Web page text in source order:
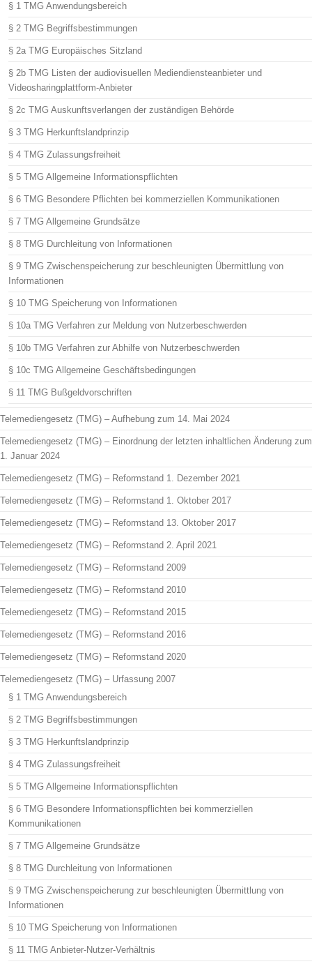
§ 1 TMG Anwendungsbereich
§ 2 TMG Begriffsbestimmungen
§ 2a TMG Europäisches Sitzland
§ 2b TMG Listen der audiovisuellen Mediendiensteanbieter und
Videosharingplattform-Anbieter
§ 2c TMG Auskunftsverlangen der zuständigen Behörde
§ 3 TMG Herkunftslandprinzip
§ 4 TMG Zulassungsfreiheit
§ 5 TMG Allgemeine Informationspflichten
§ 6 TMG Besondere Pflichten bei kommerziellen Kommunikationen
§ 7 TMG Allgemeine Grundsätze
§ 8 TMG Durchleitung von Informationen
§ 9 TMG Zwischenspeicherung zur beschleunigten Übermittlung von
Informationen
§ 10 TMG Speicherung von Informationen
§ 10a TMG Verfahren zur Meldung von Nutzerbeschwerden
§ 10b TMG Verfahren zur Abhilfe von Nutzerbeschwerden
§ 10c TMG Allgemeine Geschäftsbedingungen
§ 11 TMG Bußgeldvorschriften
Telemediengesetz (TMG) – Aufhebung zum 14. Mai 2024
Telemediengesetz (TMG) – Einordnung der letzten inhaltlichen Änderung zum
1. Januar 2024
Telemediengesetz (TMG) – Reformstand 1. Dezember 2021
Telemediengesetz (TMG) – Reformstand 1. Oktober 2017
Telemediengesetz (TMG) – Reformstand 13. Oktober 2017
Telemediengesetz (TMG) – Reformstand 2. April 2021
Telemediengesetz (TMG) – Reformstand 2009
Telemediengesetz (TMG) – Reformstand 2010
Telemediengesetz (TMG) – Reformstand 2015
Telemediengesetz (TMG) – Reformstand 2016
Telemediengesetz (TMG) – Reformstand 2020
Telemediengesetz (TMG) – Urfassung 2007
§ 1 TMG Anwendungsbereich
§ 2 TMG Begriffsbestimmungen
§ 3 TMG Herkunftslandprinzip
§ 4 TMG Zulassungsfreiheit
§ 5 TMG Allgemeine Informationspflichten
§ 6 TMG Besondere Informationspflichten bei kommerziellen
Kommunikationen
§ 7 TMG Allgemeine Grundsätze
§ 8 TMG Durchleitung von Informationen
§ 9 TMG Zwischenspeicherung zur beschleunigten Übermittlung von
Informationen
§ 10 TMG Speicherung von Informationen
§ 11 TMG Anbieter-Nutzer-Verhältnis